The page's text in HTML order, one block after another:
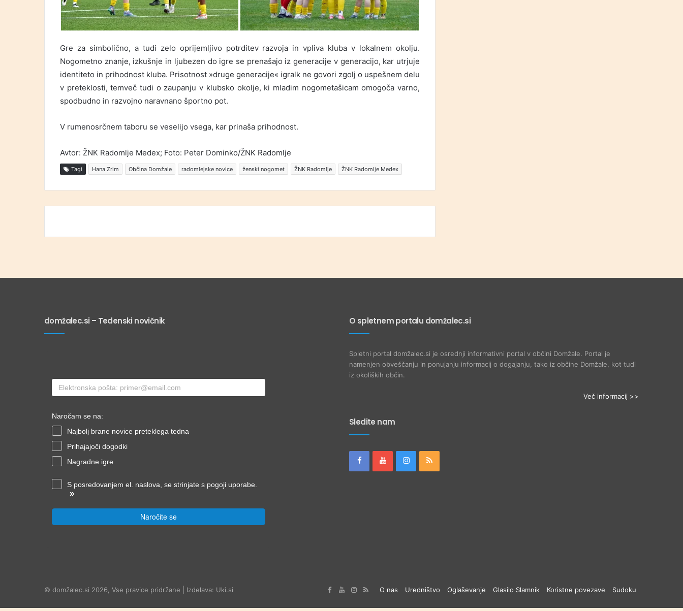
Gre za simbolično, a tudi zelo oprijemljivo potrditev razvoja in vpliva kluba v lokalnem okolju.
Nogometno znanje, izkušnje in ljubezen do igre se prenašajo iz generacije v generacijo, kar utrjuje
identiteto in prihodnost kluba. Prisotnost »druge generacije« igralk ne govori zgolj o uspešnem delu
v preteklosti, temveč tudi o zaupanju v klubsko okolje, ki mladim nogometašicam omogoča varno,
spodbudno in razvojno naravnano športno pot.
V rumenosrčnem taboru se veselijo vsega, kar prinaša prihodnost.
Avtor: ŽNK Radomlje Medex; Foto: Peter Dominko/ŽNK Radomlje
Tagi Hana Zrim Občina Domžale radomlejske novice ženski nogomet ŽNK Radomlje ŽNK Radomlje Medex
domžalec.si – Tedenski novičnik
Naročam se na:
Najbolj brane novice preteklega tedna
Prihajajoči dogodki
Nagradne igre
S posredovanjem el. naslova, se strinjate s pogoji uporabe.
»
Naročite se
O spletnem portalu domžalec.si
Spletni portal domžalec.si je osrednji informativni portal v občini Domžale. Portal je
namenjen obveščanju in ponujanju informacij o dogajanju, tako iz občine Domžale, kot tudi
iz okoliških občin.
Več informacij >>
Sledite nam
© domžalec.si 2026, Vse pravice pridržane | Izdelava: Uki.si O nas Uredništvo Oglaševanje Glasilo Slamnik Koristne povezave Sudoku